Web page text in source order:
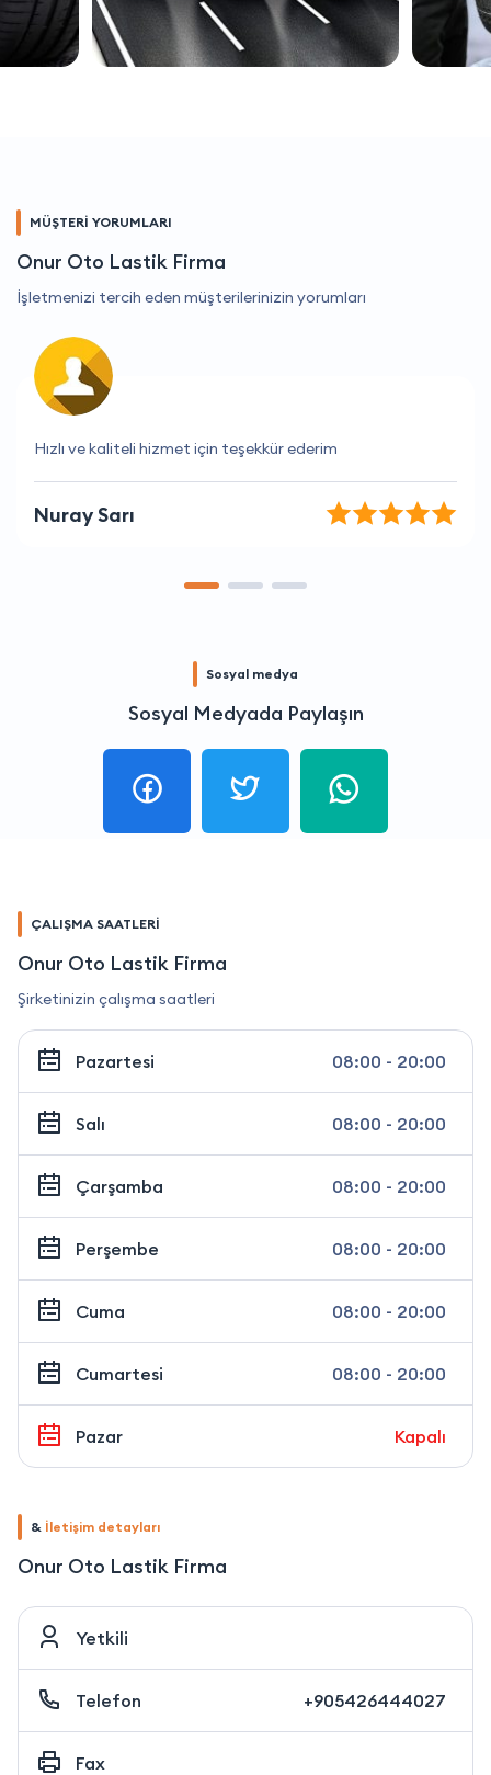
MÜŞTERİ YORUMLARI
Onur Oto Lastik Firma
İşletmenizi tercih eden müşterilerinizin yorumları
Hızlı teslimat ve iyi hizmet
Elif Aslan
Sosyal medya
Sosyal Medyada Paylaşın
ÇALIŞMA SAATLERİ
Onur Oto Lastik Firma
Şirketinizin çalışma saatleri
Pazartesi 08:00 - 20:00
Salı 08:00 - 20:00
Çarşamba 08:00 - 20:00
Perşembe 08:00 - 20:00
Cuma 08:00 - 20:00
Cumartesi 08:00 - 20:00
Pazar Kapalı
& İletişim detayları
Onur Oto Lastik Firma
Yetkili
Telefon +905426444027
Fax